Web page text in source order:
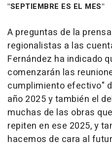
"SEPTIEMBRE ES EL MES"
A preguntas de la
regionalistas a las
Fernández ha indicado
comenzarán las
cumplimiento efectivo"
año 2025 y también el
muchas de las obras
repiten en ese 2025, y
hacemos de cara al